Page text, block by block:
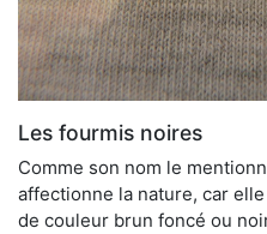
Les fourmis noires
Comme son nom le
affectionne la nature, car
de couleur brun foncé ou